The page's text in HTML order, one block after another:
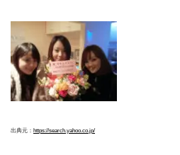
出典元： https://search.yahoo.co.jp/